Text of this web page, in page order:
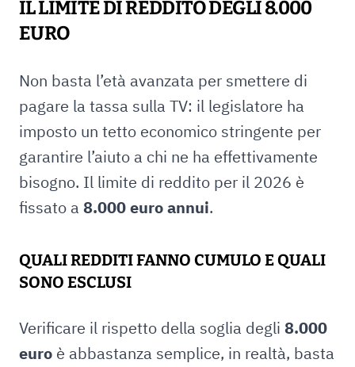
IL LIMITE DI REDDITO DEGLI 8.000
EURO
Non basta l’età avanzata per smettere di
pagare la tassa sulla TV: il legislatore ha
imposto un tetto economico stringente per
garantire l’aiuto a chi ne ha effettivamente
bisogno. Il limite di reddito per il 2026 è
fissato a 8.000 euro annui.
QUALI REDDITI FANNO CUMULO E QUALI
SONO ESCLUSI
Verificare il rispetto della soglia degli 8.000
euro è abbastanza semplice, in realtà, basta